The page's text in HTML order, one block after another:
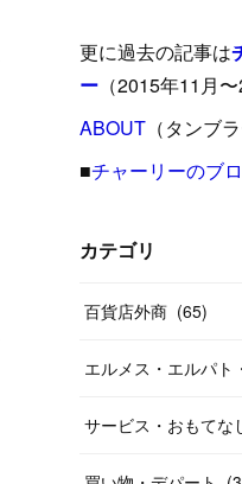
15
(24)
(8 )
17
16
(12)
(19 )
(13
( 12
33 )
(26)
(27 )
(29
(26
(31)
(31)
(31 )
(26
(14
(20
(39)
(23)
(40 )
(55
(20
(10
(40
(24)
(42)
(24 )
(33
(20
更に過去の記事は
ー （2015年11月
ABOUT （タンブラ
■チャーリーのブ
カテゴリ
百貨店外商 (65)
エルメス・エルパト
サービス・おもてな